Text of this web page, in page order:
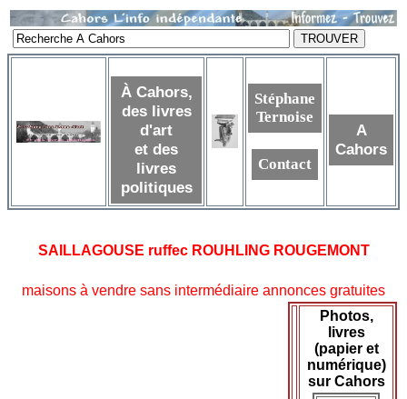
À Cahors,
des livres
d'art
et des
livres
politiques
Stéphane
Ternoise
Contact
A
Cahors
SAILLAGOUSE ruffec ROUHLING ROUGEMONT
maisons à vendre sans intermédiaire annonces gratuites
Photos,
livres
(papier et
numérique)
sur Cahors